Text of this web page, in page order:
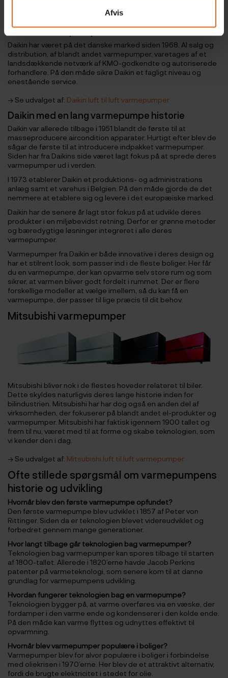
Afvis
en god og prisvenlig varmekilde.
Daikin varmepumper
Daikin har været på det danske marked siden 1968. Al salg og
distribution, af blandt andet varmepumper, varetages af et
landsdækkende netværk af KMO-godkendte og autoriserede
forhandlere. På den måde sikre Daikin et fagligt niveau og
enestående service.
→ Se udvalget af: Daikin luft til luft varmepumper
Daikin med en lang varmepumpe historie
Daikin var allerede tilbage i 1951 blandt de første til at
masseproducere aircondition apparater. Hurtigt efter blev de
sågar de første til at introducere indpakket varmepumper.
Siden har fra Daikins side været lagt fokus på at sprede deres
varmepumper ud i verden.
I 1973 etablerer Daikin et produktions- og administrations
anlæg samt et varehus i Belgien. På den måde gjorde de det
nemmere at etablere sig og levere i det europæiske marked.
Daikin har de senere år lagt stor fokus på at udvikle deres
produkter i en miljøbevidst retning. Derfor er grønne metoder
og bæredygtige løsninger integreret i alle deres
varmepumper.
Varmepumper fra Daikin er både innovative i deres design og
har et stilrent look, som passer ind i de fleste boliger. Her får
du en varmepumpe, der kan opvarme selv store rum og som
sikrer, at varmen bliver godt fordelt i rummet. Der er flere
forskellige modeller at vælge imellem, så du kan få en
varmepumpe, der passer til lige præcis til dit behov.
Mitsubishi varmepumper
Mitsubishi bliver nok i de flestes hoveder relateret til biler.
Dette skyldes naturligvis deres lange historie inden for
bilindustrien. Mitsubishi har har dog også en anden del af
virksomheden, der fokuserer på blandt andet el-produkter og
varmepumper. Mitsubishi har faktisk igennem 1900 tallet og
frem til nu, været med til at forme og skabe teknologien, som
vi kender den i dag.
→ Se udvalget af: Mitsubishi luft til luft varmepumper
Ofte stillede spørgsmål om varmepumpens
historie og udvikling
Hvornår blev den første varmepumpe opfundet?
Den første varmepumpe blev udviklet i 1857 af Peter von
Rittinger. Siden da er teknologien blevet videreudviklet og
forbedret gennem mange generationer.
Hvor langt tilbage går teknologien bag varmepumper?
Teknologien bag varmepumper kan spores tilbage til starten
af 1800-tallet. Allerede i 1820’erne havde Jacob Perkins
patenter på varmeteknologi, som senere kom til at danne
grundlag for varmepumpens udvikling.
Hvordan fungerer teknologien bag en varmepumpe?
Teknologien bygger på, at varme overføres via en væske, der
fordamper i den varme ende og kondenserer i den kolde ende.
På den måde kan varme flyttes og udnyttes effektivt til
opvarmning.
Hvornår blev varmepumper populære i boliger?
Varmepumper blev for alvor populære i boliger i forbindelse
med oliekrisen i 1970’erne. Her blev de et attraktivt alternativ,
fordi de brugte elektricitet i stedet for olie.